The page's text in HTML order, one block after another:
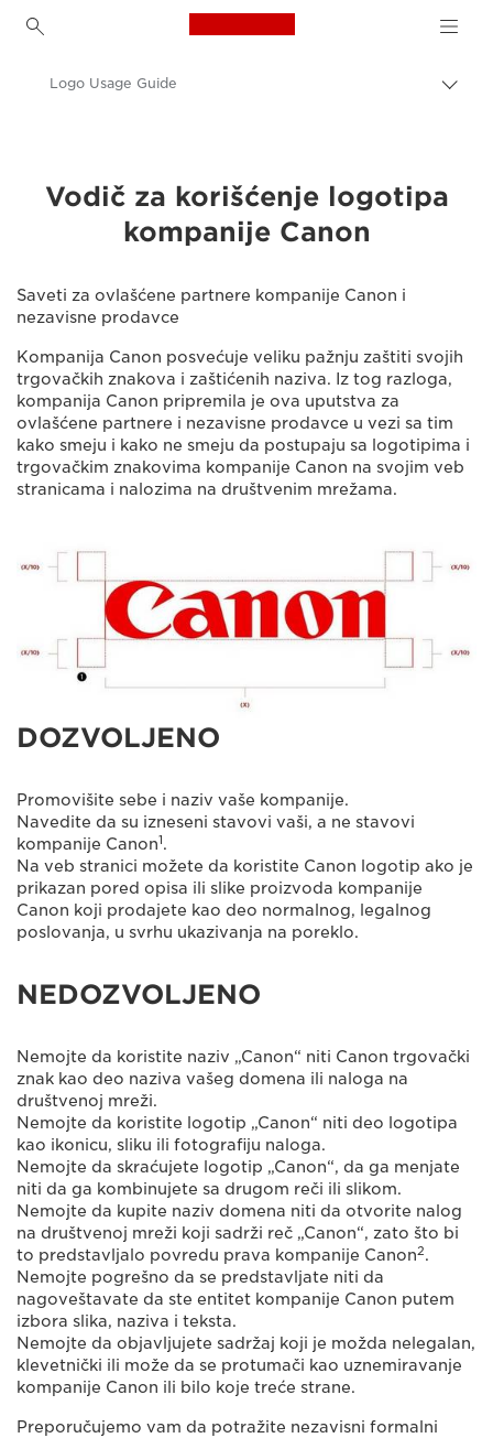
Canon Logo, back to
Logo Usage Guide
Vodič za korišćenje logotipa
kompanije Canon
Saveti za ovlašćene partnere kompanije Canon i
nezavisne prodavce
Kompanija Canon posvećuje veliku pažnju zaštiti svojih
trgovačkih znakova i zaštićenih naziva. Iz tog razloga,
kompanija Canon pripremila je ova uputstva za
ovlašćene partnere i nezavisne prodavce u vezi sa tim
kako smeju i kako ne smeju da postupaju sa logotipima i
trgovačkim znakovima kompanije Canon na svojim veb
stranicama i nalozima na društvenim mrežama.
DOZVOLJENO
Promovišite sebe i naziv vaše kompanije.
Navedite da su izneseni stavovi vaši, a ne stavovi
kompanije Canon1.
Na veb stranici možete da koristite Canon logotip ako je
prikazan pored opisa ili slike proizvoda kompanije
Canon koji prodajete kao deo normalnog, legalnog
poslovanja, u svrhu ukazivanja na poreklo.
NEDOZVOLJENO
Nemojte da koristite naziv „Canon“ niti Canon trgovački
znak kao deo naziva vašeg domena ili naloga na
društvenoj mreži.
Nemojte da koristite logotip „Canon“ niti deo logotipa
kao ikonicu, sliku ili fotografiju naloga.
Nemojte da skraćujete logotip „Canon“, da ga menjate
niti da ga kombinujete sa drugom reči ili slikom.
Nemojte da kupite naziv domena niti da otvorite nalog
na društvenoj mreži koji sadrži reč „Canon“, zato što bi
to predstavljalo povredu prava kompanije Canon2.
Nemojte pogrešno da se predstavljate niti da
nagoveštavate da ste entitet kompanije Canon putem
izbora slika, naziva i teksta.
Nemojte da objavljujete sadržaj koji je možda nelegalan,
klevetnički ili može da se protumači kao uznemiravanje
kompanije Canon ili bilo koje treće strane.
Preporučujemo vam da potražite nezavisni formalni